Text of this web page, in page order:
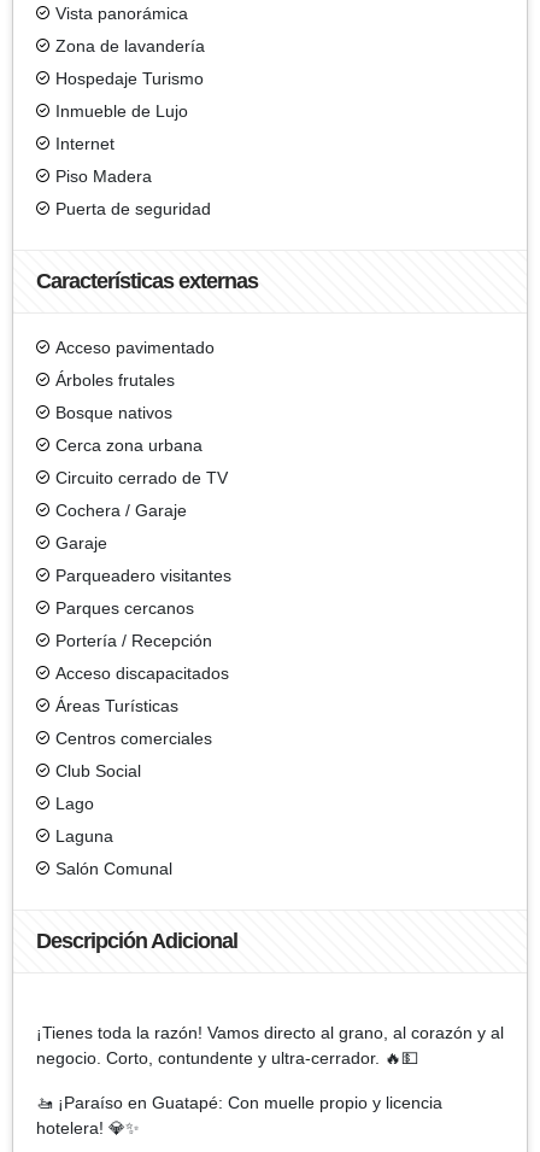
Vista panorámica
Zona de lavandería
Hospedaje Turismo
Inmueble de Lujo
Internet
Piso Madera
Puerta de seguridad
Características externas
Acceso pavimentado
Árboles frutales
Bosque nativos
Cerca zona urbana
Circuito cerrado de TV
Cochera / Garaje
Garaje
Parqueadero visitantes
Parques cercanos
Portería / Recepción
Acceso discapacitados
Áreas Turísticas
Centros comerciales
Club Social
Lago
Laguna
Salón Comunal
Descripción Adicional
¡Tienes toda la razón! Vamos directo al grano, al corazón y al
negocio. Corto, contundente y ultra-cerrador. 🔥💵
🚤 ¡Paraíso en Guatapé: Con muelle propio y licencia
hotelera! 💎✨